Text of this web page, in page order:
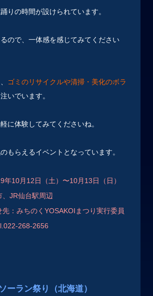
りの時間が設けられています。
ので、一体感を感じてみてください
ゴミのリサイクルや清掃・美化のボラ
いでいます。
に体験してみてくださいね。
もらえるイベントとなっています。
年10月12日（土）〜10月13日（日）
、JR仙台駅周辺
先：みちのくYOSAKOIまつり実行委員
268-2656
ーラン祭り（北海道）